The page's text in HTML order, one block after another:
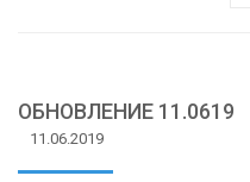
ОБНОВЛЕНИЕ 11.0619
11.06.2019